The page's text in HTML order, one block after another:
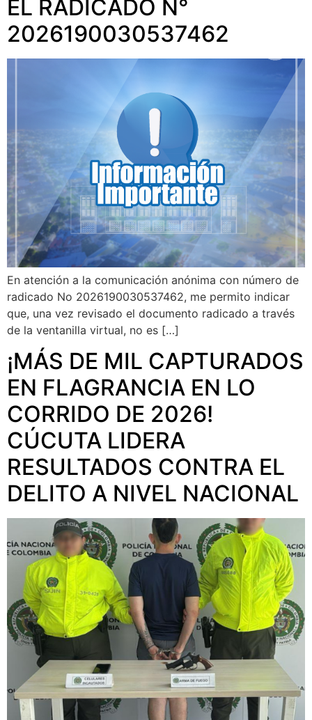
EL RADICADO N°
2026190030537462
En atención a la comunicación anónima con número de
radicado No 2026190030537462, me permito indicar
que, una vez revisado el documento radicado a través
de la ventanilla virtual, no es […]
¡MÁS DE MIL CAPTURADOS
EN FLAGRANCIA EN LO
CORRIDO DE 2026!
CÚCUTA LIDERA
RESULTADOS CONTRA EL
DELITO A NIVEL NACIONAL